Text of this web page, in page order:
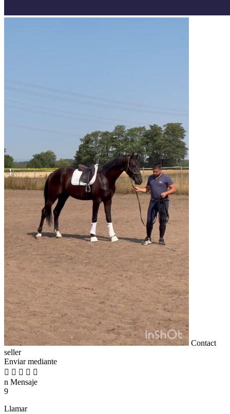
Contact
seller
Enviar mediante
    
n Mensaje
9
Llamar